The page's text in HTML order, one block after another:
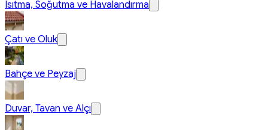
Isıtma, Soğutma ve Havalandırma
Çatı ve Oluk
Bahçe ve Peyzaj
Duvar, Tavan ve Alçı